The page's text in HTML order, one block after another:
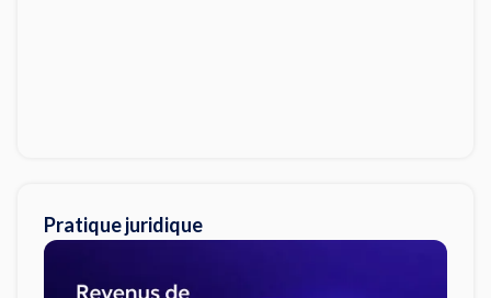
Pratique juridique